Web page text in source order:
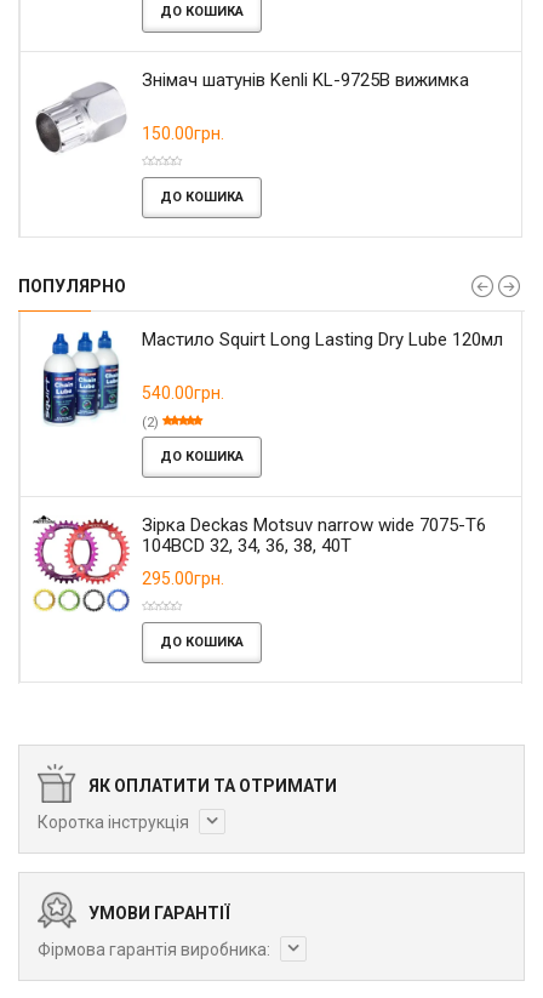
ДО КОШИКА
Знімач шатунів Kenli KL-9725B вижимка
150.00грн.
ДО КОШИКА
ПОПУЛЯРНО
Мастило Squirt Long Lasting Dry Lube 120мл
540.00грн.
(2)
ДО КОШИКА
Зірка Deckas Motsuv narrow wide 7075-T6
104BCD 32, 34, 36, 38, 40T
295.00грн.
ДО КОШИКА
ЯК ОПЛАТИТИ ТА ОТРИМАТИ
Коротка інструкція
УМОВИ ГАРАНТІЇ
Фірмова гарантія виробника: